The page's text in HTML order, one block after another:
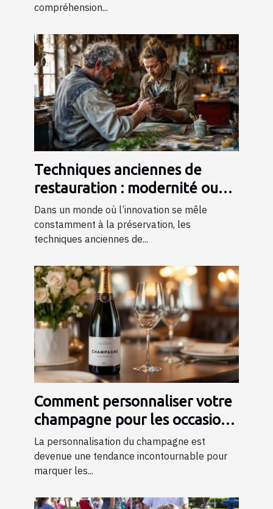
compréhension...
Techniques anciennes de
restauration : modernité ou
tradition ?
Dans un monde où l’innovation se mêle
constamment à la préservation, les
techniques anciennes de...
Comment personnaliser votre
champagne pour les occasions
spéciales ?
La personnalisation du champagne est
devenue une tendance incontournable pour
marquer les...